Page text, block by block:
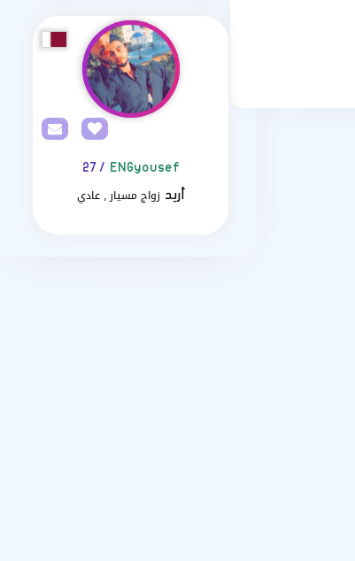
ENGyousef
/ 27
أريد زواج مسيار , عادي